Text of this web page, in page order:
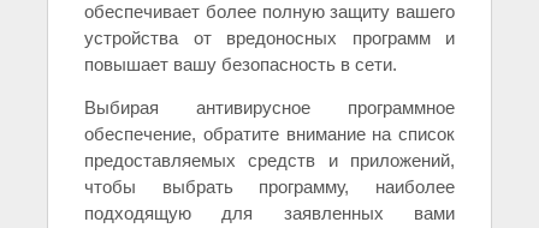
обеспечивает более полную защиту вашего
устройства от вредоносных программ и
повышает вашу безопасность в сети.
Выбирая антивирусное программное
обеспечение, обратите внимание на список
предоставляемых средств и приложений,
чтобы выбрать программу, наиболее
подходящую для заявленных вами